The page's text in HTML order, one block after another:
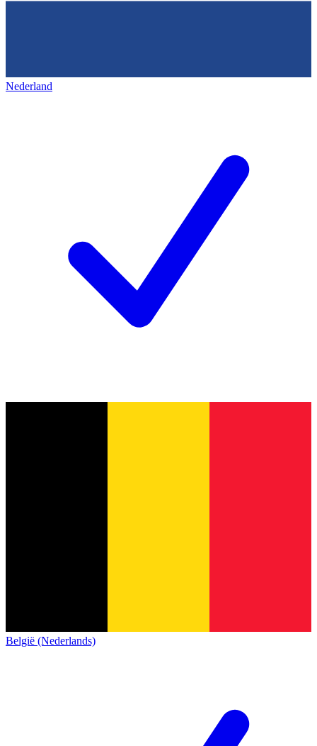
Nederland
België (Nederlands)